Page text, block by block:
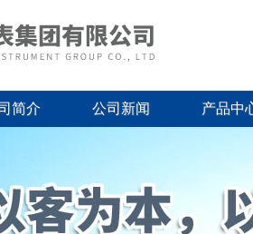
简介 公司新闻 产品中